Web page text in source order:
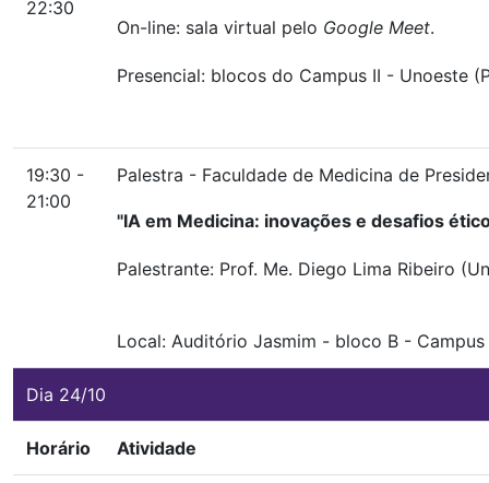
22:30
On-line: sala virtual pelo Google Meet.
Presencial: blocos do Campus II - Unoeste
19:30 -
21:00
Palestra - Faculdade de Medicina de
"IA em Medicina: inovações e desafios
Palestrante: Prof. Me. Diego Lima Ribeiro
Local: Auditório Jasmim - bloco B -
Dia 24/10
Horário Atividade